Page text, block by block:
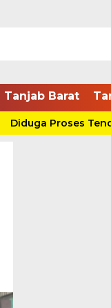
Tanjab Barat
Proses Tender